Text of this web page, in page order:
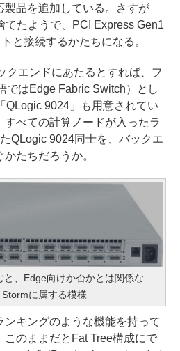
品を追加している。さすが
てたようで、PCI Express Gen1
と接続するかたちになる。
エンドにあたるとすれば、フ
ではEdge Fabric Switch）とし
QLogic 9024」も用意されてい
べての計算ノードが入ったラ
QLogic 9024同士を、バックエ
たちだろうか。
、Edge向けか否かとは関係な
に属する模様
キングのような機能を持って
のままだとFat Tree構成にで